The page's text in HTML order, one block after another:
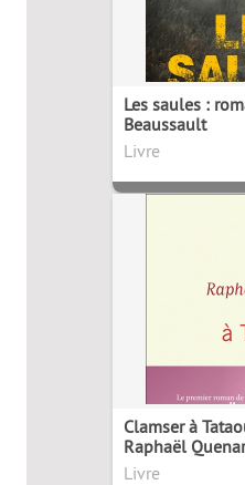
Les saules :
Beaussault
Livre
Clamser à
Raphaël
Livre